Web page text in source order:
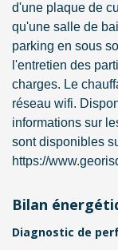
d'une plaque de
qu'une salle de
parking en sous
l'entretien des
charges. Le
réseau wifi.
informations sur
sont disponibles
https://
Bilan
Diagnostic de